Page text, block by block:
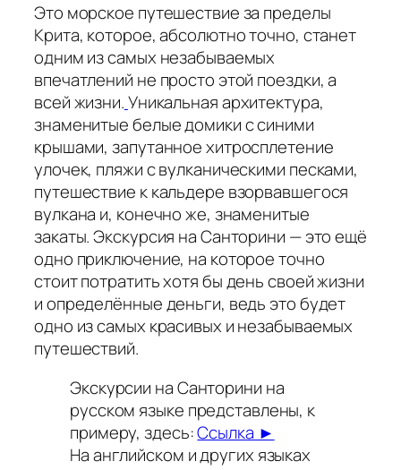
Это морское путешествие за пределы
Крита, которое, абсолютно точно, станет
одним из самых незабываемых
впечатлений не просто этой поездки, а
всей жизни.Уникальная архитектура,
знаменитые белые домики с синими
крышами, запутанное хитросплетение
улочек, пляжи с вулканическими песками,
путешествие к кальдере взорвавшегося
вулкана и, конечно же, знаменитые
закаты. Экскурсия на Санторини — это ещё
одно приключение, на которое точно
стоит потратить хотя бы день своей жизни
и определённые деньги, ведь это будет
одно из самых красивых и незабываемых
путешествий.
Экскурсии на Санторини на
русском языке представлены, к
примеру, здесь:Ссылка ►
На английском и других языках